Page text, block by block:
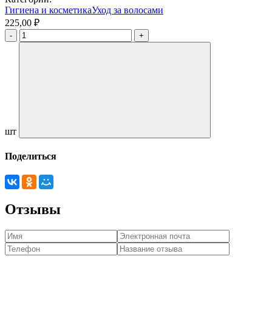
Гигиена и косметикаУход за волосами
225,00 ₽
шт
Поделиться
Отзывы